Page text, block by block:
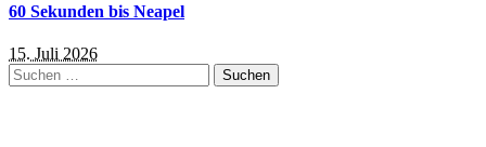
60 Sekunden bis Neapel
15. Juli 2026
Suchen
nach: